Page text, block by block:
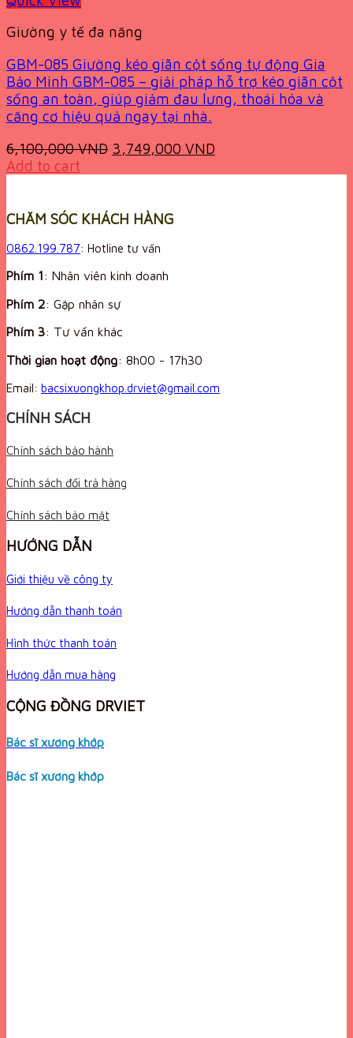
Giường y tế đa năng
GBM-085 Giường kéo giãn cột sống tự động Gia
Bảo Minh GBM-085 – giải pháp hỗ trợ kéo giãn cột
sống an toàn, giúp giảm đau lưng, thoái hóa và
căng cơ hiệu quả ngay tại nhà.
6,100,000VND Original
3,749,000 VND
Add to cart
CHĂM SÓC KHÁCH HÀNG
0862.199.787: Hotline tư vấn
Phím 1: Nhân viên kinh doanh
Phím 2: Gặp nhân sự
Phím 3: Tư vấn khác
Thời gian hoạt động: 8h00 - 17h30
Email: bacsixuongkhop.drviet@gmail.com
CHÍNH SÁCH
Chính sách bảo hành
Chính sách đổi trả hàng
Chính sách bảo mật
HƯỚNG DẪN
Giới thiệu về công ty
Hướng dẫn thanh toán
Hình thức thanh toán
Hướng dẫn mua hàng
CỘNG ĐỒNG DRVIET
Bác sĩ xương khớp
Bác sĩ xương khớp